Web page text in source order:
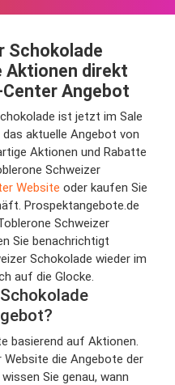
Schokolade
Aktionen direkt
Angebot
ist jetzt im Sale
das aktuelle Angebot von
Aktionen und Rabatte
Schweizer
Website oder kaufen Sie
Prospektangebote.de
Schweizer
Sie benachrichtigt
Schokolade wieder im
auf die Glocke.
basierend auf Aktionen.
Website die Angebote der
Sie genau, wann